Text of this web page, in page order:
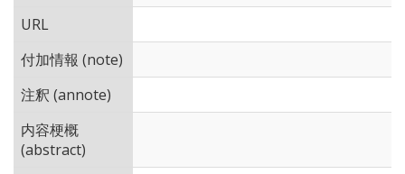
URL
付加情報 (note)
注釈 (annote)
内容梗概
(abstract)